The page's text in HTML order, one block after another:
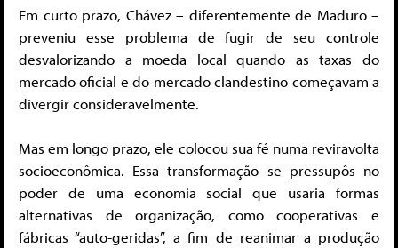
Em curto prazo, Chávez – diferentemente de Maduro –
preveniu esse problema de fugir de seu controle
desvalorizando a moeda local quando as taxas do
mercado oficial e do mercado clandestino começavam a
divergir consideravelmente.
Mas em longo prazo, ele colocou sua fé numa reviravolta
socioeconômica. Essa transformação se pressupôs no
poder de uma economia social que usaria formas
alternativas de organização, como cooperativas e
fábricas “auto-geridas”, a fim de reanimar a produção